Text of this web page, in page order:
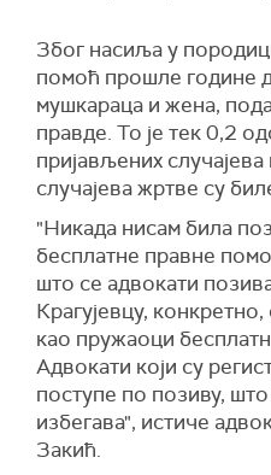
Због насиља у
помоћ прошле године
мушкараца и жена,
правде. То је тек 0,2
пријављених
случајева жртве су
"Никада нисам била
бесплатне правне
што се адвокати
Крагујевцу,
као пружаоци
Адвокати који су
поступе по позиву,
избегава", истиче
Закић.